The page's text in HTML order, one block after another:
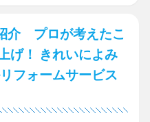
介 プロが考えたこ
げ！ きれいによみ
フォームサービス